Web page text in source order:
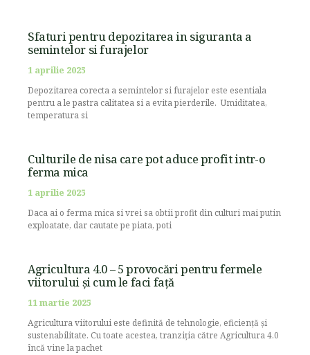
Sfaturi pentru depozitarea in siguranta a
semintelor si furajelor
1 aprilie 2025
Depozitarea corecta a semintelor si furajelor este esentiala
pentru a le pastra calitatea si a evita pierderile. Umiditatea,
temperatura si
Culturile de nisa care pot aduce profit intr-o
ferma mica
1 aprilie 2025
Daca ai o ferma mica si vrei sa obtii profit din culturi mai putin
exploatate, dar cautate pe piata, poti
Agricultura 4.0 – 5 provocări pentru fermele
viitorului și cum le faci față
11 martie 2025
Agricultura viitorului este definită de tehnologie, eficiență și
sustenabilitate. Cu toate acestea, tranziția către Agricultura 4.0
încă vine la pachet